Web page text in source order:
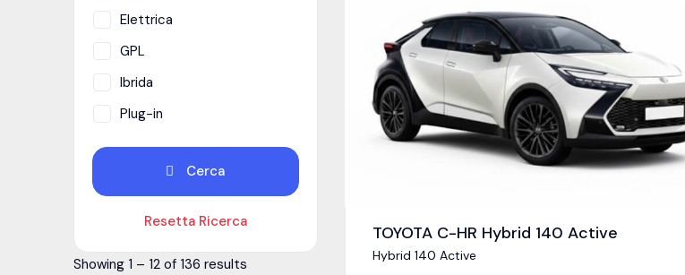
Elettrica
GPL
Ibrida
Plug-in
Cerca
Resetta Ricerca
Showing 1 – 12 of 136 results
TOYOTA C-HR Hybrid 140 Active
Hybrid 140 Active